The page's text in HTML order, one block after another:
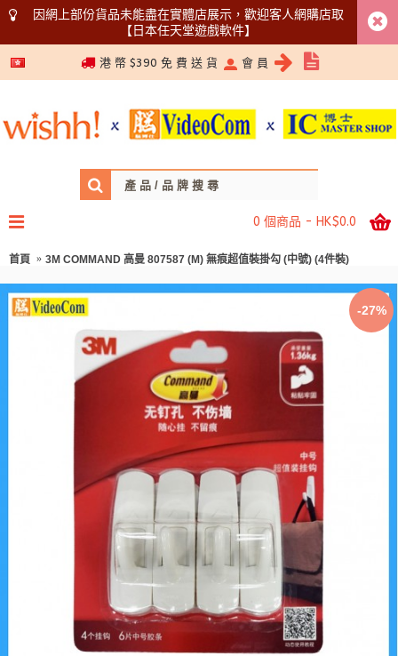
因網上部份貨品未能盡在實體店展示，歡迎客人網購店取
【日本任天堂遊戲軟件】
5366 1340
港 幣 $390 免 費 送 貨 會 員
0 個商品 - HK$0.0
首頁 3M COMMAND 高曼 807587 (M) 無痕超值裝掛勾 (中號) (4件裝)
-27%